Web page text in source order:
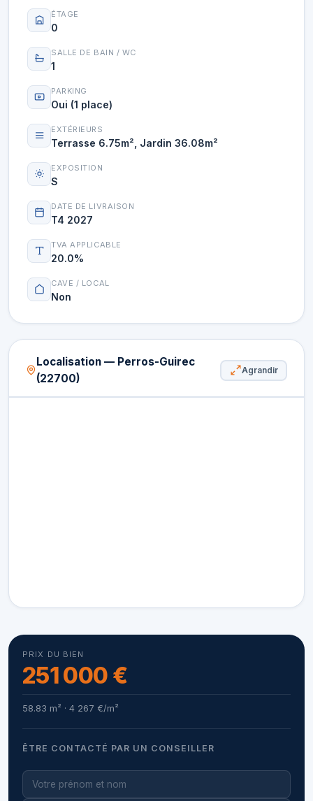
ÉTAGE
0
SALLE DE BAIN / WC
1
PARKING
Oui (1 place)
EXTÉRIEURS
Terrasse 6.75m², Jardin 36.08m²
EXPOSITION
S
DATE DE LIVRAISON
T4 2027
TVA APPLICABLE
20.0%
CAVE / LOCAL
Non
Localisation — Perros-Guirec
(22700)
Agrandir
PRIX DU BIEN
251 000 €
58.83 m² · 4 267 €/m²
ÊTRE CONTACTÉ PAR UN CONSEILLER